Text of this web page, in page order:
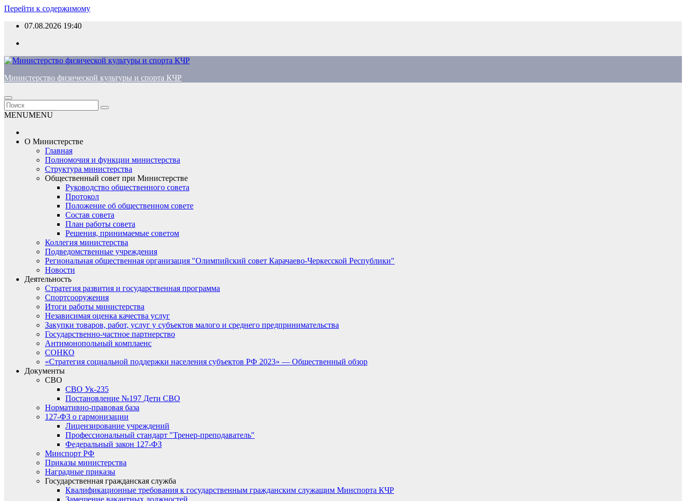
Перейти к содержимому
07.08.2026 19:40
Министерство физической культуры и спорта КЧР
MENUMENU
О Министерстве
Главная
Полномочия и функции министерства
Структура министерства
Общественный совет при Министерстве
Руководство общественного совета
Протокол
Положение об общественном совете
Состав совета
План работы совета
Решения, принимаемые советом
Коллегия министерства
Подведомственные учреждения
Региональная общественная организация "Олимпийский совет Карачаево-Черкесской Республики"
Новости
Деятельность
Стратегия развития и государственная программа
Спортсооружения
Итоги работы министерства
Независимая оценка качества услуг
Закупки товаров, работ, услуг у субъектов малого и среднего предпринимательства
Государственно-частное партнерство
Антимонопольный комплаенс
СОНКО
«Стратегия социальной поддержки населения субъектов РФ 2023» — Общественный обзор
Документы
СВО
СВО Ук-235
Постановление №197 Дети СВО
Нормативно-правовая база
127-ФЗ о гармонизации
Лицензирование учреждений
Профессиональный стандарт "Тренер-преподаватель"
Федеральный закон 127-ФЗ
Минспорт РФ
Приказы министерства
Наградные приказы
Государственная гражданская служба
Квалификационные требования к государственным гражданским служащим Минспорта КЧР
Замещение вакантных должностей